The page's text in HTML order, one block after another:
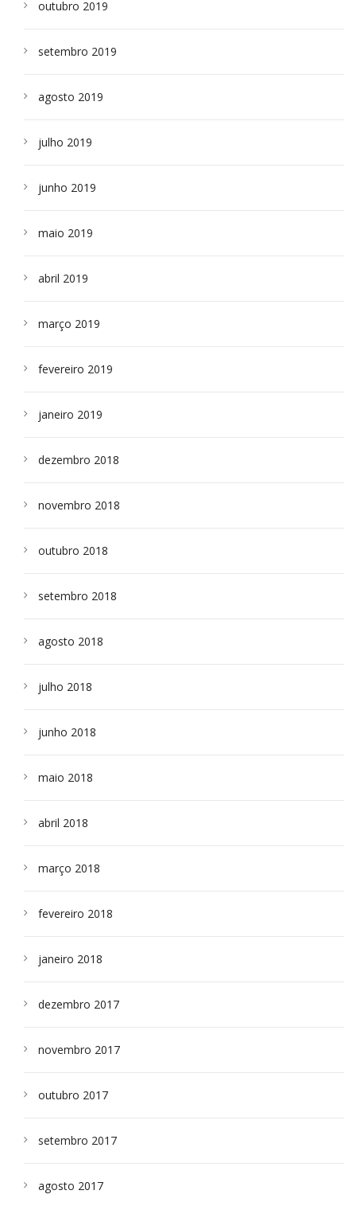
outubro 2019
setembro 2019
agosto 2019
julho 2019
junho 2019
maio 2019
abril 2019
março 2019
fevereiro 2019
janeiro 2019
dezembro 2018
novembro 2018
outubro 2018
setembro 2018
agosto 2018
julho 2018
junho 2018
maio 2018
abril 2018
março 2018
fevereiro 2018
janeiro 2018
dezembro 2017
novembro 2017
outubro 2017
setembro 2017
agosto 2017